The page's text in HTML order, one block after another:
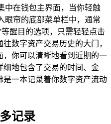
中在钱包主界面，当你轻触
眼帘的底部菜单栏中，通常
醒目的选项，只需轻轻点击
数字资产交易历史的大门，
你可以清晰地看到近期的一
细地包含了交易的时间、金
一本记录着你数字资产流动
记录